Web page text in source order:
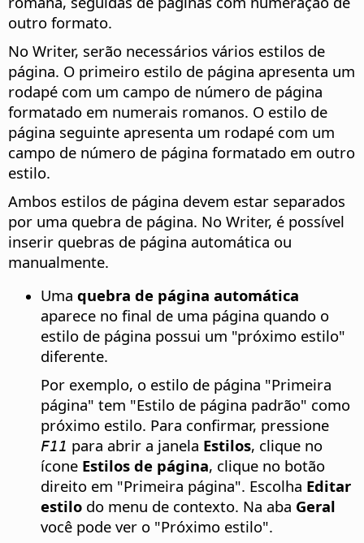
outro formato.
No Writer, serão necessários vários estilos de
página. O primeiro estilo de página apresenta um
rodapé com um campo de número de página
formatado em numerais romanos. O estilo de
página seguinte apresenta um rodapé com um
campo de número de página formatado em outro
estilo.
Ambos estilos de página devem estar separados
por uma quebra de página. No Writer, é possível
inserir quebras de página automática ou
manualmente.
Uma quebra de página automática
aparece no final de uma página quando o
estilo de página possui um "próximo estilo"
diferente.
Por exemplo, o estilo de página "Primeira
página" tem "Estilo de página padrão" como
próximo estilo. Para confirmar, pressione
F11 para abrir a janela Estilos, clique no
ícone Estilos de página, clique no botão
direito em "Primeira página". Escolha Editar
estilo do menu de contexto. Na aba Geral
você pode ver o "Próximo estilo".